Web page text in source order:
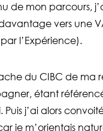
de mon parcours,
vers une
l’Expérience).
du CIBC de ma
étant
Puis j’ai alors
je m’orientais